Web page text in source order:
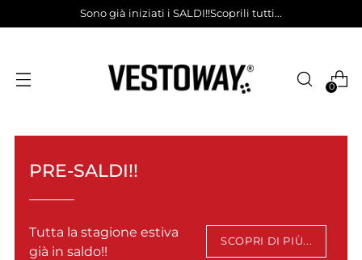
Sono già iniziati i SALDI!!Scoprili tutti...
0
PRE-SALDI!!
Tutta la stagione estiva
già in saldo!!
SCOPRI DI PIÙ...